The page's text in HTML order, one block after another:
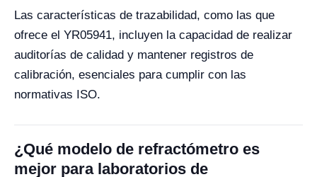
Las características de trazabilidad, como las que
ofrece el YR05941, incluyen la capacidad de realizar
auditorías de calidad y mantener registros de
calibración, esenciales para cumplir con las
normativas ISO.
¿Qué modelo de refractómetro es
mejor para laboratorios de